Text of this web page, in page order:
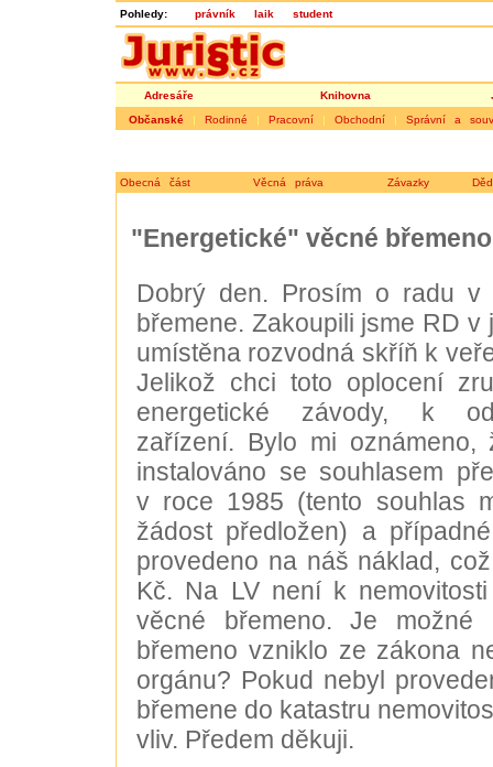
Pohledy: právník laik student
Adresáře Knihovna
Občanské | Rodinné | Pracovní | Obchodní | Správní a
Obecná část Věcná práva Závazky
"Energetické" věcné břemeno
Dobrý den. Prosím o radu v
břemene. Zakoupili jsme RD v
umístěna rozvodná skříň k
Jelikož chci toto oplocení
energetické závody, k
zařízení. Bylo mi oznámeno,
instalováno se souhlasem
v roce 1985 (tento souhlas
žádost předložen) a
provedeno na náš náklad,
Kč. Na LV není k
věcné břemeno. Je možné
břemeno vzniklo ze zákona
orgánu? Pokud nebyl
břemene do katastru
vliv. Předem děkuji.